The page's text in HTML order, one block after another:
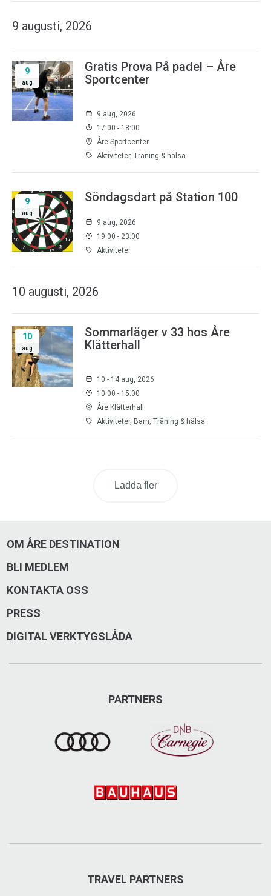
9 augusti, 2026
9
aug
Gratis Prova På padel – Åre
Sportcenter
9 aug, 2026
17:00 - 18:00
Åre Sportcenter
Aktiviteter, Träning & hälsa
9
aug
Söndagsdart på Station 100
9 aug, 2026
19:00 - 23:00
Aktiviteter
10 augusti, 2026
10
aug
Sommarläger v 33 hos Åre
Klätterhall
10 - 14 aug, 2026
10:00 - 15:00
Åre Klätterhall
Aktiviteter, Barn, Träning & hälsa
Ladda fler
OM ÅRE DESTINATION
BLI MEDLEM
KONTAKTA OSS
PRESS
DIGITAL VERKTYGSLÅDA
PARTNERS
TRAVEL PARTNERS